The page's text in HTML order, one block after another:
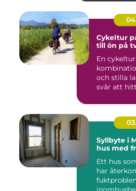
Cykeltur på
till ön på
En
och stilla
svår att
Syllbyte i
hus med
Ett hus
har